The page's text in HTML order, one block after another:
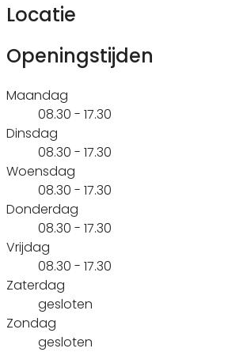
Locatie
Openingstijden
Maandag
08.30 - 17.30
Dinsdag
08.30 - 17.30
Woensdag
08.30 - 17.30
Donderdag
08.30 - 17.30
Vrijdag
08.30 - 17.30
Zaterdag
gesloten
Zondag
gesloten